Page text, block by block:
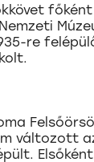
re
változott